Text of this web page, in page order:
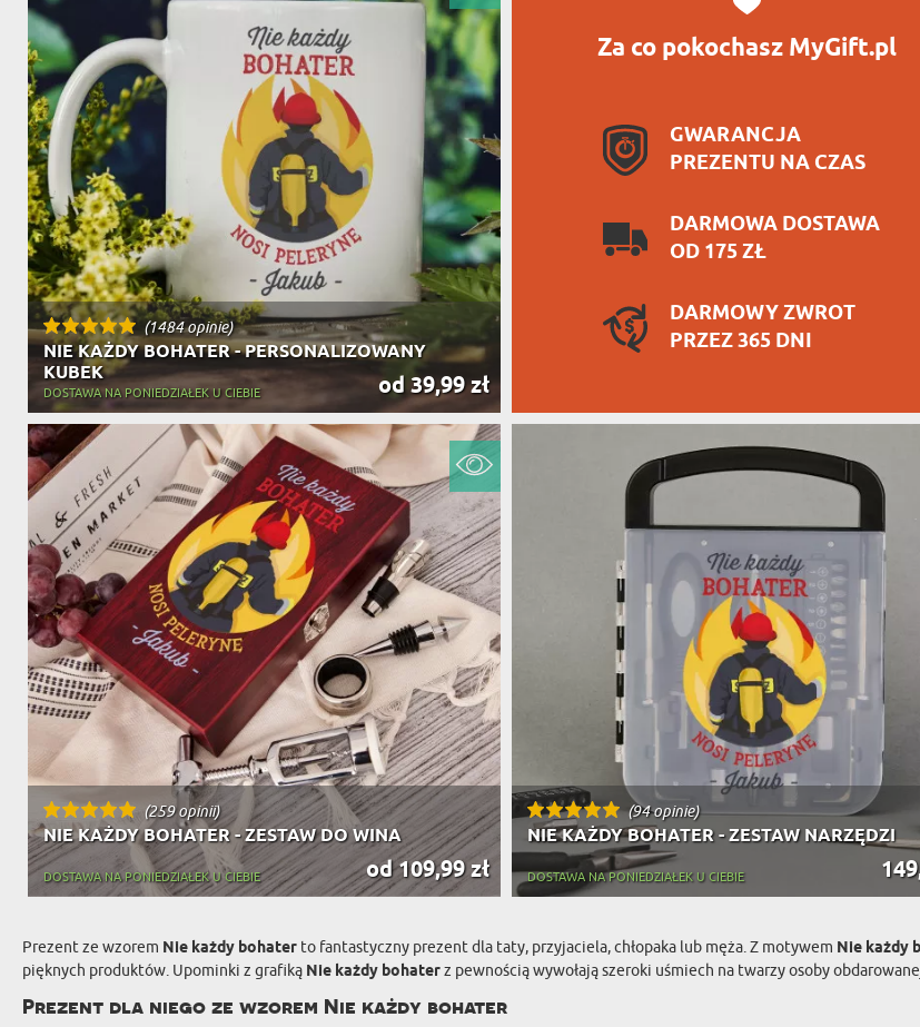
Za co pokochasz MyGift.pl
GWARANCJA
PREZENTU NA CZAS
DARMOWA DOSTAWA
OD 175 ZŁ
DARMOWY ZWROT
PRZEZ 365 DNI
(1484 opinie)
NIE KAŻDY BOHATER - PERSONALIZOWANY
KUBEK
od 39,99 zł
DOSTAWA NA PONIEDZIAŁEK U CIEBIE
(259 opinii)
NIE KAŻDY BOHATER - ZESTAW DO WINA
od 109,99 zł
DOSTAWA NA PONIEDZIAŁEK U CIEBIE
(94 opinie)
NIE KAŻDY BOHATER - ZESTAW NARZĘDZI
DOSTAWA NA PONIEDZIAŁEK U CIEBIE
Prezent ze wzorem Nie każdy bohater to fantastyczny prezent dla taty, przyjaciela, chłopaka lub męża. Z motywem Nie każdy
pięknych produktów. Upominki z grafiką Nie każdy bohaterz pewnością wywołają szeroki uśmiech na twarzy osoby
Prezent dla niego ze wzorem Nie każdy bohater